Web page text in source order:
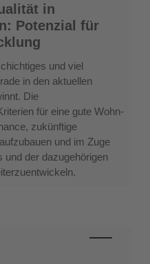
in
Potenzial für
und viel
in den aktuellen
Die
für eine gute Wohn-
zukünftige
und im Zuge
der dazugehörigen